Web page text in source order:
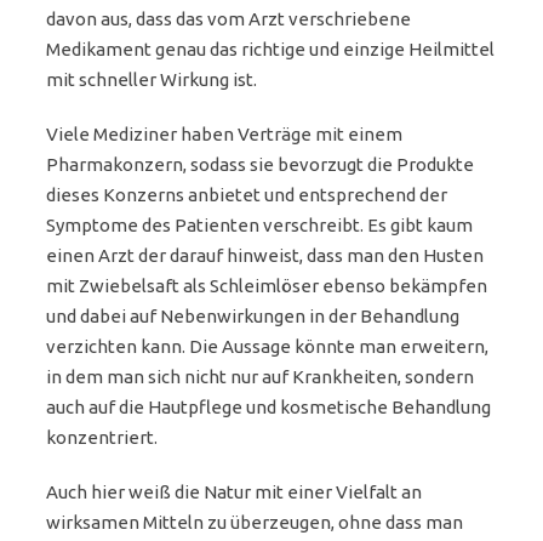
davon aus, dass das vom Arzt verschriebene
Medikament genau das richtige und einzige Heilmittel
mit schneller Wirkung ist.
Viele Mediziner haben Verträge mit einem
Pharmakonzern, sodass sie bevorzugt die Produkte
dieses Konzerns anbietet und entsprechend der
Symptome des Patienten verschreibt. Es gibt kaum
einen Arzt der darauf hinweist, dass man den Husten
mit Zwiebelsaft als Schleimlöser ebenso bekämpfen
und dabei auf Nebenwirkungen in der Behandlung
verzichten kann. Die Aussage könnte man erweitern,
in dem man sich nicht nur auf Krankheiten, sondern
auch auf die Hautpflege und kosmetische Behandlung
konzentriert.
Auch hier weiß die Natur mit einer Vielfalt an
wirksamen Mitteln zu überzeugen, ohne dass man